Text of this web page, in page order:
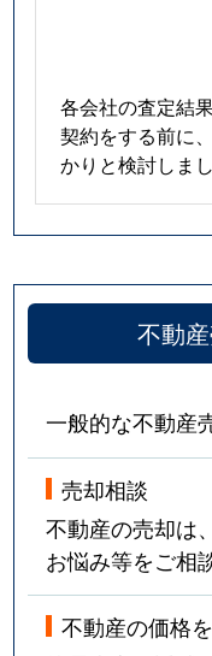
各会社の査定結
契約をする前に
かりと検討しまし
不動
一般的な不動産
売却相談
不動産の売却は
お悩み等をご相
不動産の価格